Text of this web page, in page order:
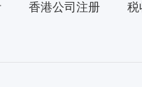
香港公司注册 税